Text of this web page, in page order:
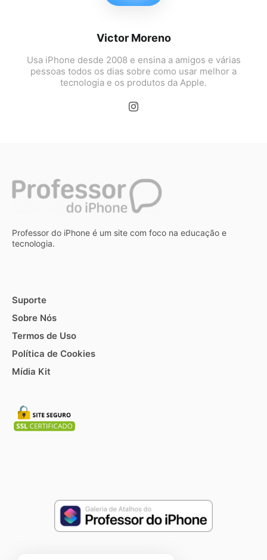
Victor Moreno
Usa iPhone desde 2008 e ensina a amigos e várias
pessoas todos os dias sobre como usar melhor a
tecnologia e os produtos da Apple.
Professor do iPhone é um site com foco na educação e
tecnologia.
Suporte
Sobre Nós
Termos de Uso
Política de Cookies
Mídia Kit